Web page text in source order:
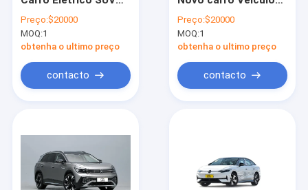
Experimente a
tecnologia de ponta
Preço:$20000
MOQ:1
obtenha o ultimo preço
contacto
Preço:$20000
MOQ:1
obtenha o ultimo preço
contacto